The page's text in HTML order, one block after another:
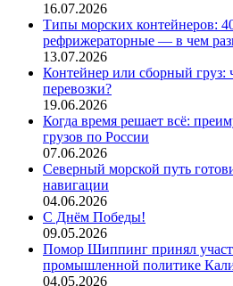
16.07.2026
Типы морских контейнеров:
рефрижераторные — в чем
13.07.2026
Контейнер или сборный груз:
перевозки?
19.06.2026
Когда время решает всё:
грузов по России
07.06.2026
Северный морской путь
навигации
04.06.2026
С Днём Победы!
09.05.2026
Помор Шиппинг принял
промышленной политике
04.05.2026